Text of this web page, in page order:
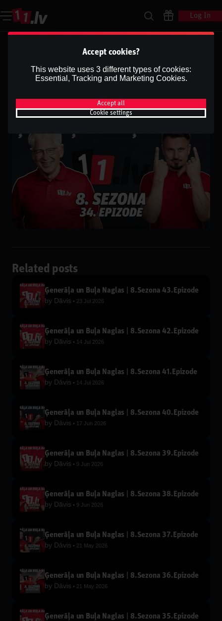
Log In
Ģenerāļa un Buļa Naglas |
8.Sezona 34.Epizode
Updated 13 May 2026
Related posts
Ģenerāļa un Buļa Naglas | 8.Sezona 43.Epizode
by Dāvis 23 Jul 2026
Ģenerāļa un Buļa Naglas | 8.Sezona 42.Epizode
by Dāvis 14 Jul 2026
Ģenerāļa un Buļa Naglas | 8.Sezona 41.Epizode
by Dāvis 14 Jul 2026
Ģenerāļa un Buļa Naglas | 8.Sezona 40.Epizode
by Dāvis 17 Jun 2026
Ģenerāļa un Buļa Naglas | 8.Sezona 39.Epizode
by Dāvis 9 Jun 2026
Ģenerāļa un Buļa Naglas | 8.Sezona 38.Epizode
by Dāvis 9 Jun 2026
Ģenerāļa un Buļa Naglas | 8.Sezona 37.Epizode
by Dāvis 21 May 2026
Ģenerāļa un Buļa Naglas | 8.Sezona 36.Epizode
by Dāvis 21 May 2026
Ģenerāļa un Buļa Naglas | 8.Sezona 35.Epizode
Accept cookies?
This website uses 3 different types of cookies:
Essential, Tracking and Marketing Cookies.
Accept all
Cookie settings